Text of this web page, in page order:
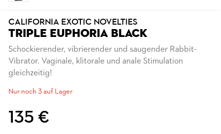
CALIFORNIA EXOTIC NOVELTIES
TRIPLE EUPHORIA BLACK
Schockierender, vibrierender und saugender Rabbit-
Vibrator. Vaginale, klitorale und anale Stimulation
gleichzeitig!
Nur noch 3 auf Lager
135 €